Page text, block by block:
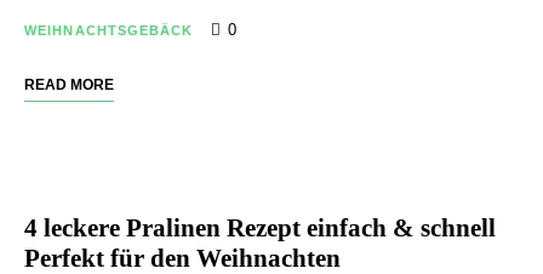
WEIHNACHTSGEBÄCK 0
READ MORE
4 leckere Pralinen Rezept einfach & schnell
Perfekt für den Weihnachten